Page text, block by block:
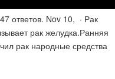
ответов. Nov 10, · Рак
рак желудка.Ранняя
рак народные средства